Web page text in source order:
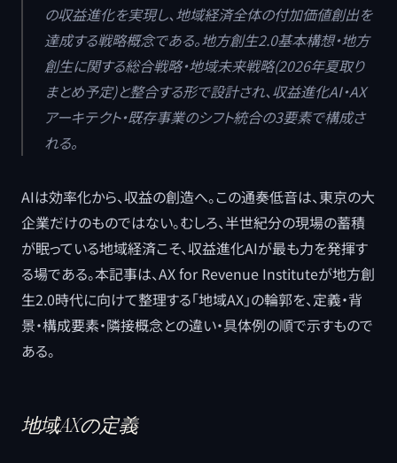
の収益進化を実現し、地域経済全体の付加価値創出を
達成する戦略概念である。地方創生2.0基本構想・地方
創生に関する総合戦略・地域未来戦略(2026年夏取り
まとめ予定)と整合する形で設計され、収益進化AI・AX
アーキテクト・既存事業のシフト統合の3要素で構成さ
れる。
AIは効率化から、収益の創造へ。この通奏低音は、東京の大
企業だけのものではない。むしろ、半世紀分の現場の蓄積
が眠っている地域経済こそ、収益進化AIが最も力を発揮す
る場である。本記事は、AX for Revenue Instituteが地方創
生2.0時代に向けて整理する「地域AX」の輪郭を、定義・背
景・構成要素・隣接概念との違い・具体例の順で示すもので
ある。
地域AXの定義